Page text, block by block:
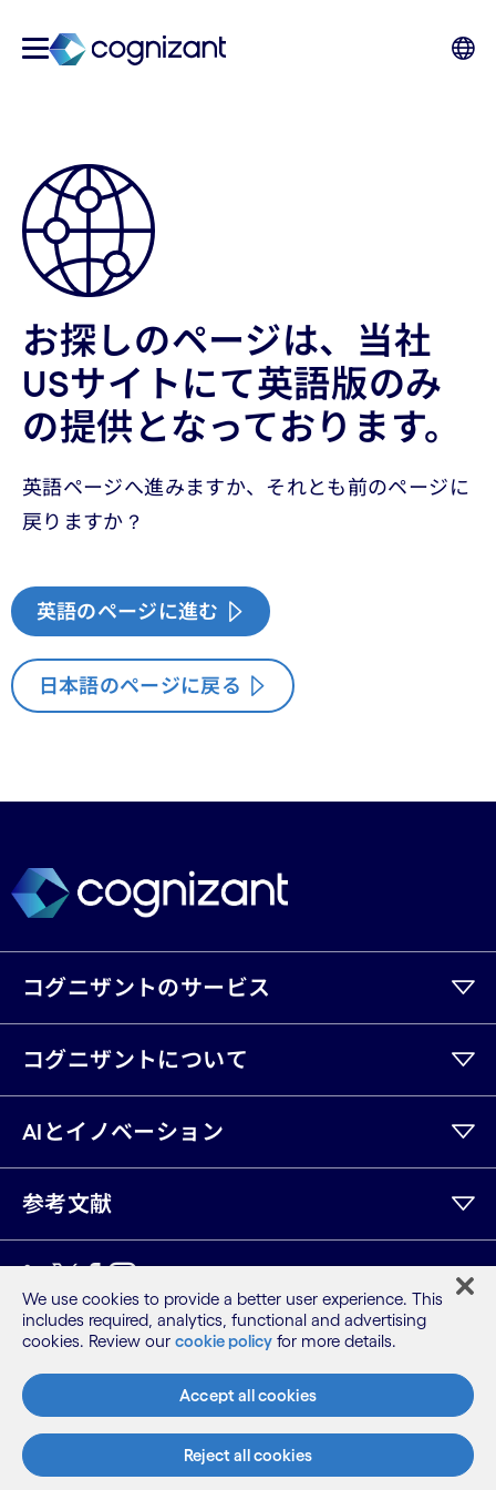
お探しのページは、当社
USサイトにて英語版のみ
の提供となっております。
英語ページへ進みますか、それとも前のページに
戻りますか？
英語のページに進む
日本語のページに戻る
コグニザントのサービス
コグニザントについて
AIとイノベーション
参考文献
LinkedIn
Twitter
Facebook
Instagram
Youtube
サイトマップ
利用規約
プライバシーポリシー
Cookieポリシー
©2026 Cognizant, all rights reserved
We use cookies to provide a better user experience. This
includes required, analytics, functional and advertising
cookies. Review our cookie policy for more details.
Accept all cookies
Reject all cookies